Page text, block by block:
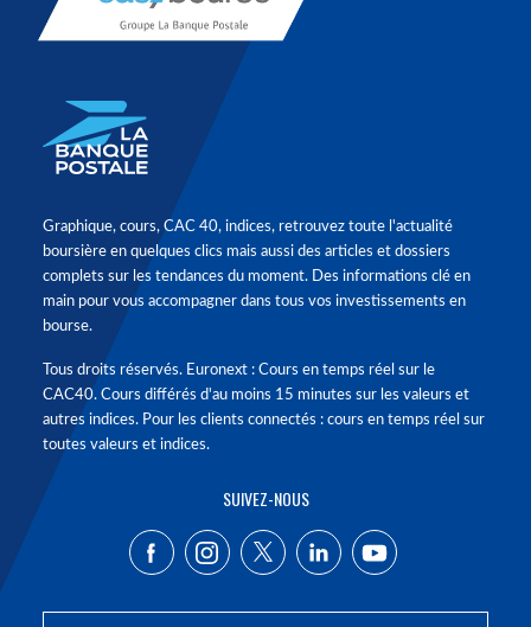
Graphique, cours, CAC 40, indices, retrouvez toute l'actualité
boursière en quelques clics mais aussi des articles et dossiers
complets sur les tendances du moment. Des informations clé en
main pour vous accompagner dans tous vos investissements en
bourse.
Tous droits réservés. Euronext : Cours en temps réel sur le
CAC40. Cours différés d'au moins 15 minutes sur les valeurs et
autres indices. Pour les clients connectés : cours en temps réel sur
toutes valeurs et indices.
SUIVEZ-NOUS